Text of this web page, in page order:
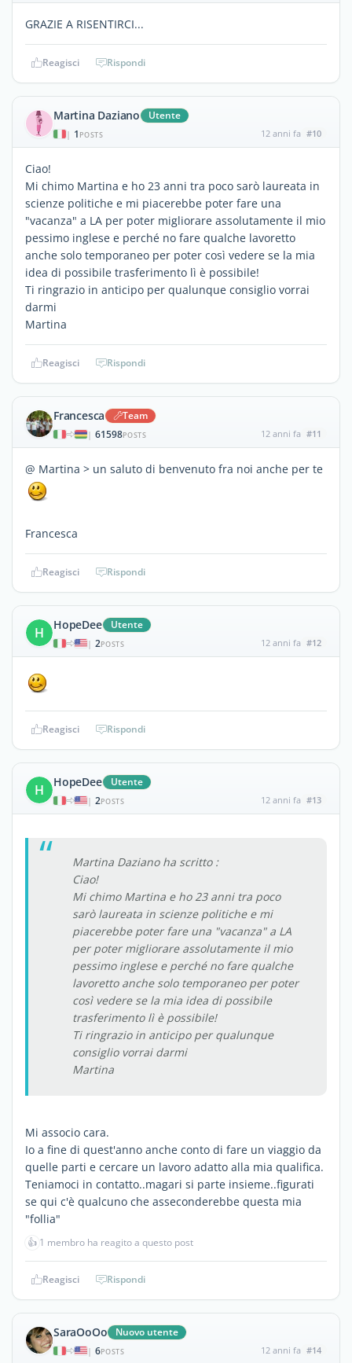
GRAZIE A RISENTIRCI...
Reagisci Rispondi
Martina Daziano Utente
| 1 POSTS 12 anni fa #10
Ciao!
Mi chimo Martina e ho 23 anni tra poco sarò laureata in
scienze politiche e mi piacerebbe poter fare una
"vacanza" a LA per poter migliorare assolutamente il mio
pessimo inglese e perché no fare qualche lavoretto
anche solo temporaneo per poter così vedere se la mia
idea di possibile trasferimento lì è possibile!
Ti ringrazio in anticipo per qualunque consiglio vorrai
darmi
Martina
Reagisci Rispondi
Francesca Team
| 61598POSTS 12 anni fa #11
@ Martina > un saluto di benvenuto fra noi anche per te
Francesca
Reagisci Rispondi
H HopeDee Utente
| 2POSTS 12 anni fa #12
Reagisci Rispondi
H HopeDee Utente
| 2POSTS 12 anni fa #13
Martina Daziano ha scritto :
Ciao!
Mi chimo Martina e ho 23 anni tra poco
sarò laureata in scienze politiche e mi
piacerebbe poter fare una "vacanza" a LA
per poter migliorare assolutamente il mio
pessimo inglese e perché no fare qualche
lavoretto anche solo temporaneo per poter
così vedere se la mia idea di possibile
trasferimento lì è possibile!
Ti ringrazio in anticipo per qualunque
consiglio vorrai darmi
Martina
Mi associo cara.
Io a fine di quest'anno anche conto di fare un viaggio da
quelle parti e cercare un lavoro adatto alla mia qualifica.
Teniamoci in contatto..magari si parte insieme..figurati
se qui c'è qualcuno che asseconderebbe questa mia
"follia"
👍 1 membro ha reagito a questo post
Reagisci Rispondi
SaraOoOo Nuovo utente
| 6POSTS 12 anni fa #14